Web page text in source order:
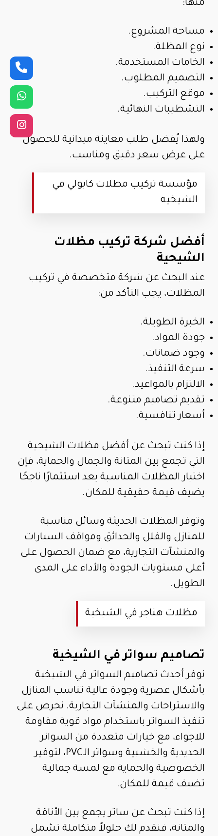
منها:
مساحة المشروع.
نوع المظلة.
الخامات المستخدمة.
التصميم المطلوب.
موقع التركيب.
التشطيبات النهائية.
ولهذا يُفضل طلب معاينة ميدانية للحصول
على عرض سعر دقيق ومناسب.
مؤسسة تركيب مظلات كابولي في
الشيخيه
أفضل شركة تركيب مظلات
الشيحية
عند البحث عن شركة متخصصة في تركيب
المظلات، يجب التأكد من:
الخبرة الطويلة.
جودة المواد.
وجود ضمانات.
سرعة التنفيذ.
الالتزام بالمواعيد.
تقديم تصاميم متنوعة.
أسعار تنافسية.
إذا كنت تبحث عن أفضل مظلات الشيحية
التي تجمع بين المتانة والجمال والحماية، فإن
اختيار المظلات المناسبة يعد استثمارًا ناجحًا
يضيف قيمة حقيقية للمكان.
وتوفر المظلات الحديثة وسائل مناسبة
للمنازل والفلل والحدائق ومواقف السيارات
والمنشآت التجارية، مع ضمان الحصول على
أعلى مستويات الجودة والأداء على المدى
الطويل.
مظلات هناجر في الشيخية
تصاميم سواتر في الشيخية
نوفر أحدث تصاميم السواتر في الشيخية
بأشكال عصرية وجودة عالية تناسب المنازل
والاستراحات والمنشآت التجارية. نحرص على
تنفيذ السواتر باستخدام مواد قوية مقاومة
للاجواء، مع خيارات متعددة من السواتر
الحديدية والخشبية وسواتر الـPVC، لتوفير
الخصوصية والحماية مع لمسة جمالية
تضيف قيمة للمكان.
إذا كنت تبحث عن ساتر يجمع بين الأناقة
والمتانة، فنقدم لك حلولاً متكاملة تشمل